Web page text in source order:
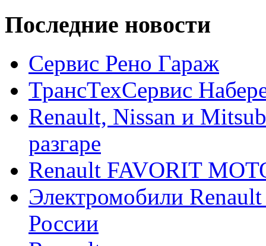
Последние новости
Сервис Рено Гараж
ТрансТехСервис
Renault, Nissan и
разгаре
Renault FAVORIT
Электромобили
России